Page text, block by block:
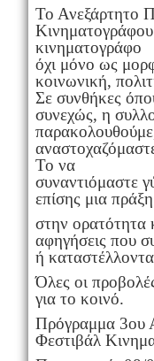
Το Ανεξάρτητο
Κινηματογράφου
κινηματογράφο
όχι μόνο ως
κοινωνική,
Σε συνθήκες
συνεχώς, η
Το να
συναντιόμαστε
επίσης μια
στην ορατότητα
αφηγήσεις που
ή
Όλες οι
για το κοινό.
Πρόγραμμα 3ου
Φεστιβάλ